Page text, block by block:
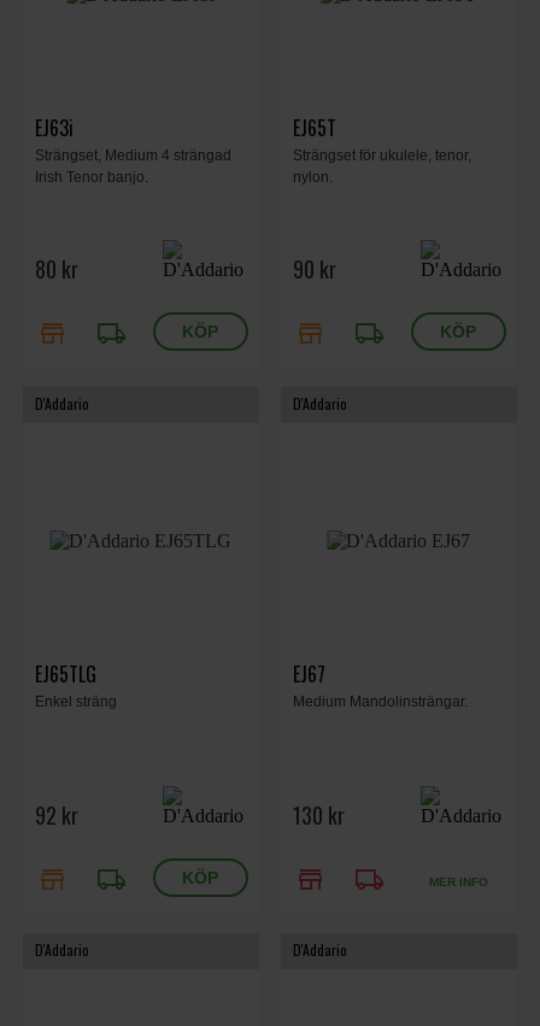
EJ63i
Strängset, Medium 4 strängad
Irish Tenor banjo.
80 kr
store local_shipping
EJ65T
Strängset för ukulele, tenor,
nylon.
90 kr
store local_shipping
D'Addario
EJ65TLG
Enkel sträng
92 kr
store local_shipping
D'Addario
EJ67
Medium Mandolinsträngar.
130 kr
store local_shipping MER INFO
D'Addario D'Addario